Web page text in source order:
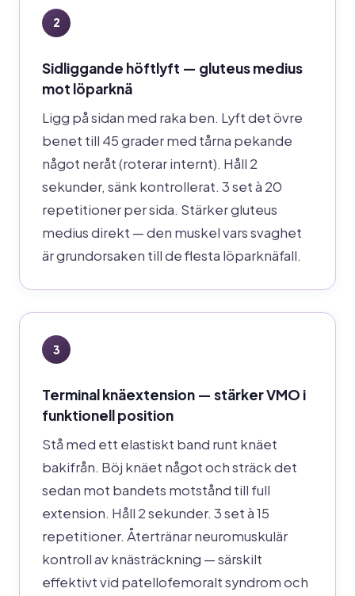
2
Sidliggande höftlyft — gluteus medius
mot löparknä
Ligg på sidan med raka ben. Lyft det övre
benet till 45 grader med tårna pekande
något neråt (roterar internt). Håll 2
sekunder, sänk kontrollerat. 3 set à 20
repetitioner per sida. Stärker gluteus
medius direkt — den muskel vars svaghet
är grundorsaken till de flesta löparknäfall.
3
Terminal knäextension — stärker VMO i
funktionell position
Stå med ett elastiskt band runt knäet
bakifrån. Böj knäet något och sträck det
sedan mot bandets motstånd till full
extension. Håll 2 sekunder. 3 set à 15
repetitioner. Återtränar neuromuskulär
kontroll av knästräckning — särskilt
effektivt vid patellofemoralt syndrom och